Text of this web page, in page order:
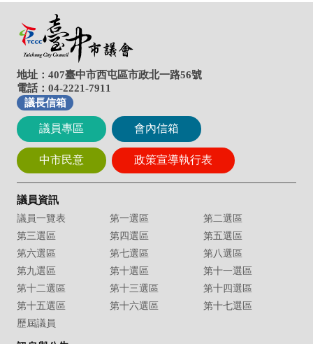
地址：407臺中市西屯區市政北一路56號
電話：04-2221-7911
議長信箱
議員專區 會內信箱
中市民意 政策宣導執行表
議員資訊
議員一覽表 第一選區
第二選區
第三選區
第四選區
第五選區
第六選區
第七選區
第八選區
第九選區
第十選區
第十一選區
第十二選區
第十三選區
第十四選區
第十五選區
第十六選區
第十七選區
歷屆議員